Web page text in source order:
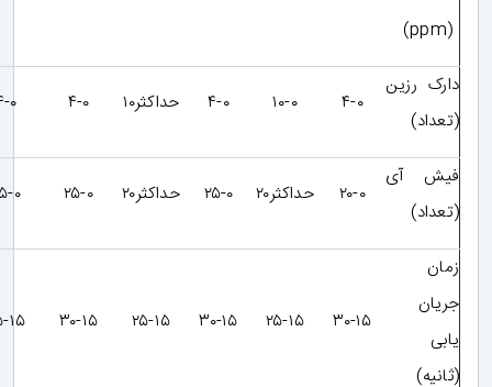
(ppm)
دارک رزین
(تعداد)
۴-۰ حداکثر۱۰
فیش آی
(تعداد)
۲۰-۰ حداکثر۲۰ ۲۵-۰ حداکثر۲۰ ۲۵-۰
جریان
(ثانیه)
۳۰-۱۵ ۲۵-۱۵ ۳۰-۱۵ ۲۵-۱۵ ۳۰-۱۵ ۲۵-۱۵